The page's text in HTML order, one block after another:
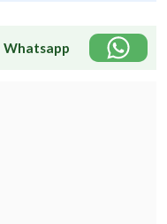
Whatsapp